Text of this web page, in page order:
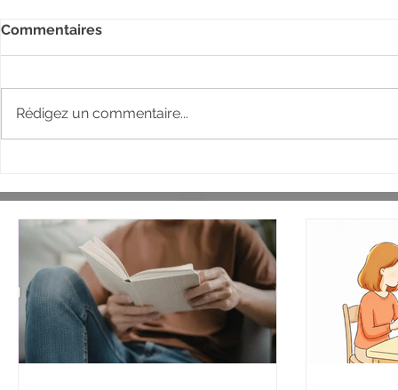
Commentaires
Rédigez un commentaire...